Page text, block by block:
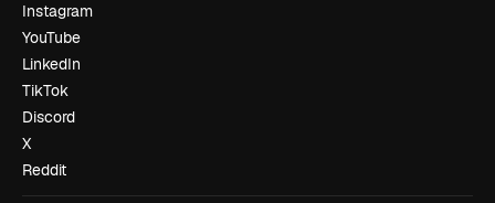
Instagram
YouTube
LinkedIn
TikTok
Discord
X
Reddit